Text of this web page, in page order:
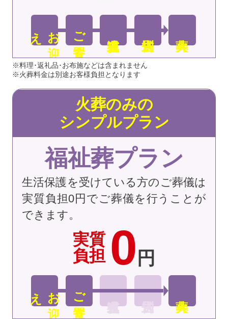
お
迎
え ご安置
※料理･返礼品･お布施などは含まれません
※火葬料金は別途お客様負担となります
火葬のみの
シンプルプラン
福祉葬プラン
実質
負担 0 円
生活保護を受けている方のご葬儀は
実質負担0円でご葬儀を行うことが
できます。
お
迎
え ご安置